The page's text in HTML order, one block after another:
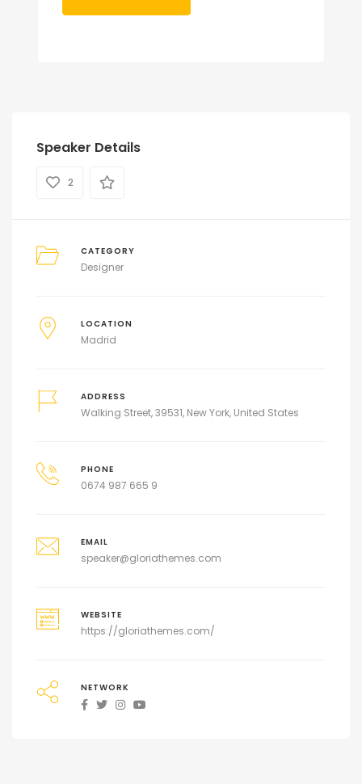
Speaker Details
2
CATEGORY
Designer
LOCATION
Madrid
ADDRESS
Walking Street, 39531, New York, United States
PHONE
0674 987 665 9
EMAIL
speaker@gloriathemes.com
WEBSITE
https://gloriathemes.com/
NETWORK